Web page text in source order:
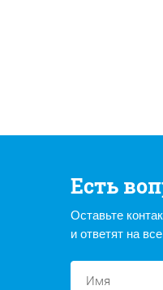
Есть
Оставьте
и ответят на